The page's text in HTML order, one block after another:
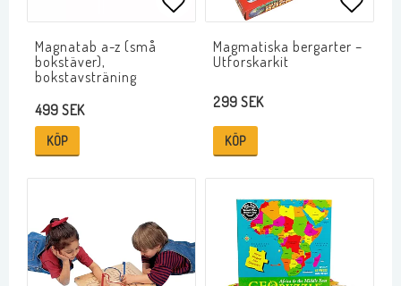
Lägg till i favoritlistan
Magnatab a-z (små
bokstäver),
bokstavsträning
499 SEK
KÖP
Lägg
Magmatiska bergarter –
Utforskarkit
299 SEK
KÖP